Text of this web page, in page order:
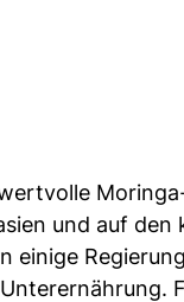
und auf den
einige